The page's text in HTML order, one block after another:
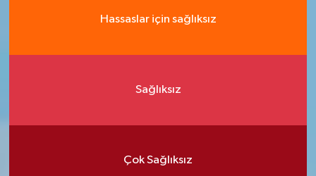
Hassaslar için sağlıksız
Sağlıksız
Çok Sağlıksız